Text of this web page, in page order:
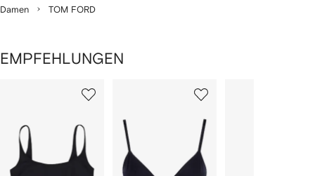
Damen TOM FORD
EMPFEHLUNGEN